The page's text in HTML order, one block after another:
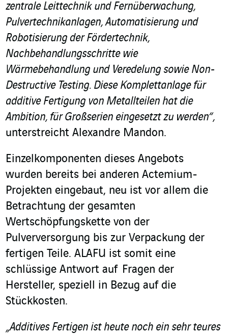
zentrale Leittechnik und Fernüberwachung,
Pulvertechnikanlagen, Automatisierung und
Robotisierung der Fördertechnik,
Nachbehandlungsschritte wie
Wärmebehandlung und Veredelung sowie Non-
Destructive Testing. Diese Komplettanlage für
additive Fertigung von Metallteilen hat die
Ambition, für Großserien eingesetzt zu werden“,
unterstreicht Alexandre Mandon.
Einzelkomponenten dieses Angebots
wurden bereits bei anderen Actemium-
Projekten eingebaut, neu ist vor allem die
Betrachtung der gesamten
Wertschöpfungskette von der
Pulverversorgung bis zur Verpackung der
fertigen Teile. ALAFU ist somit eine
schlüssige Antwort auf Fragen der
Hersteller, speziell in Bezug auf die
Stückkosten.
„Additives Fertigen ist heute noch ein sehr teures